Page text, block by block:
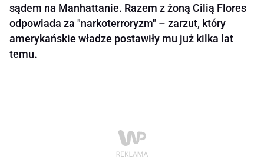
sądem na Manhattanie. Razem z żoną Cilią Flores
odpowiada za "narkoterroryzm" – zarzut, który
amerykańskie władze postawiły mu już kilka lat
temu.